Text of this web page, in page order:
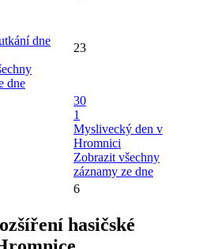
dne
dne
23
30
1
Myslivecký den v
Hromnici
Zobrazit všechny
záznamy ze dne
6
hasičské